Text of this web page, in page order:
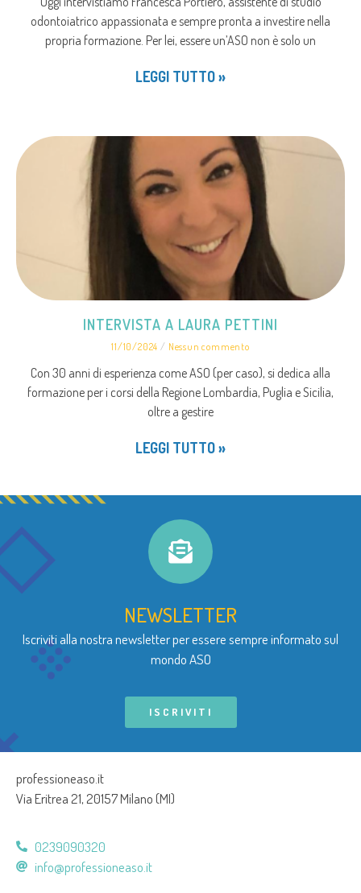
odontoiatrico appassionata e sempre pronta a investire nella
propria formazione. Per lei, essere un’ASO non è solo un
LEGGI TUTTO »
INTERVISTA A LAURA PETTINI
11/10/2024 Nessun commento
Con 30 anni di esperienza come ASO (per caso), si dedica alla
formazione per i corsi della Regione Lombardia, Puglia e Sicilia,
oltre a gestire
LEGGI TUTTO »
NEWSLETTER
Iscriviti alla nostra newsletter per essere sempre informato sul
mondo ASO
ISCRIVITI
professioneaso.it
Via Eritrea 21, 20157 Milano (MI)
0239090320
info@professioneaso.it